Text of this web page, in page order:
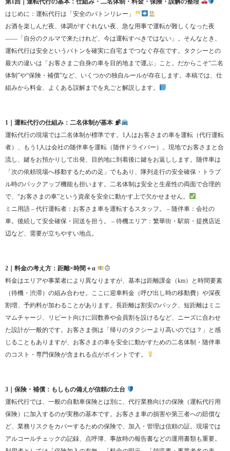
第1回｜運転代行の基本：仕組み・二名体制・料金・保険・誤解の整理
はじめに：運転代行は「安全のバトンリレー」
お酒を楽しんだ夜、体調がすぐれない夜、急な用事で運転が難しくなった夜
——「自分のクルマで来たけれど、今は運転すべきではない」。そんなとき、
運転代行は安全というバトンを確実に自宅までつなぐ存在です。タクシーとの
最大の違いは「お客さまご自身の車を目的地まで運ぶ」こと。だからこそ“二名
体制”や“保険・補償”など、いくつかの独自ルールが存在します。本稿では、仕
組みから料金、よくある誤解までを丸ごと解説します。
1｜運転代行の仕組み：二名体制が基本
運転代行の現場では二名体制が標準です。1人はお客さまの車を運転（代行運転
者）、もう1人は会社の随伴車を運転（随伴ドライバー）。現地でお客さまと合
流し、鍵をお預かりして出発、目的地に到着後に鍵をお返しします。随伴車は
「次の依頼現場へ移動するための足」でもあり、隊列走行の安全確保・トラブ
ル時のバックアップ機能も担います。二名体制は安全と生産性の両面で合理的
で、“お客さまの車”という資産を安全に動かす上で欠かせません。
ミニ用語 – 代行運転者：お客さま車を運転するスタッフ。 – 随伴車：会社の
車。後続して安全確保・回送を担う。 – 待機エリア：繁華街・駅前・提携店近
辺など、需要が立ちやすい地点。
2｜料金の考え方：距離×時間＋α
料金はエリアや事業者により異なりますが、基本は距離課金（km）と時間要素
（待機・渋滞）の組み合わせ。ここに迎車料金（呼び出し時の移動費）や深夜
割増、予約料が加わることがあります。長距離は割安のパック、短距離はミニ
マムチャージ、リピート向けに回数券や会員割を設けるなど、ニーズに合わせ
た設計が一般的です。お客さま側は「帰りのタクシーより高いのでは？」と感
じることもありますが、お客さまの車を安全に動かすための二名体制・随伴車
のコスト・専門保険が含まれる点がポイントです。
3｜保険・補償：もしもの備えが信頼の土台
運転代行では、一般の自動車保険とは別に、代行業務向けの保険（運転代行用
保険）に加入するのが実務の基本です。お客さま車の損害や第三者への賠償な
ど、業務リスクをカバーするための保険で、加入・管理は信頼の証。現場では
アルコールチェックの記録、点呼簿、事故時の報告書などの運用書類も重要。